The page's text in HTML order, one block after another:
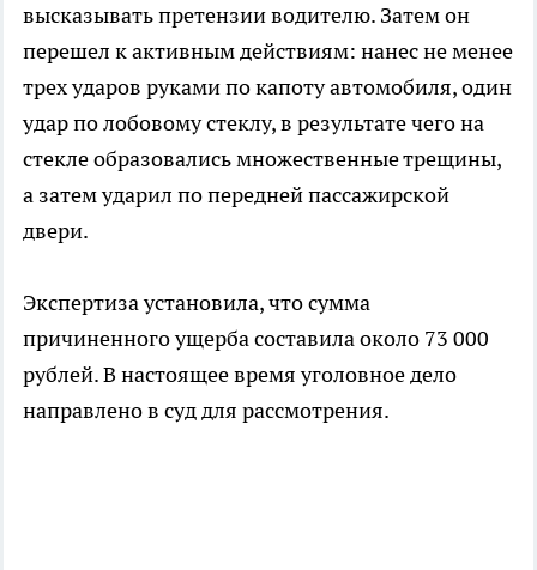
высказывать претензии водителю. Затем он
перешел к активным действиям: нанес не менее
трех ударов руками по капоту автомобиля, один
удар по лобовому стеклу, в результате чего на
стекле образовались множественные трещины,
а затем ударил по передней пассажирской
двери.
Экспертиза установила, что сумма
причиненного ущерба составила около 73 000
рублей. В настоящее время уголовное дело
направлено в суд для рассмотрения.